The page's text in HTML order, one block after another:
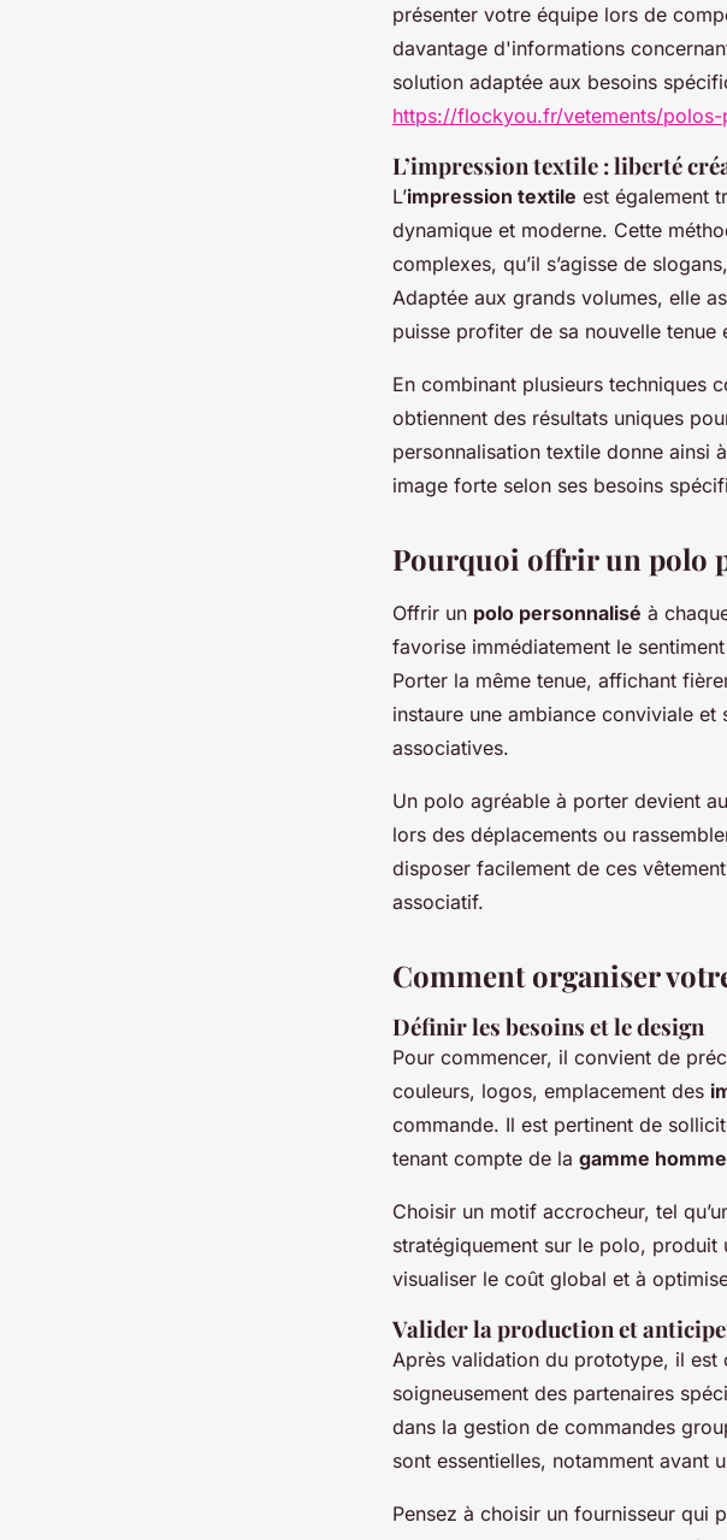
présenter votre équipe lors de
davantage d'informations
solution adaptée aux besoins
https://flockyou.fr/vetements/polos-
L’impression textile : liberté
L’impression textile est également
dynamique et moderne. Cette
complexes, qu’il s’agisse de
Adaptée aux grands volumes, elle
puisse profiter de sa nouvelle tenue
En combinant plusieurs techniques
obtiennent des résultats uniques
personnalisation textile donne ainsi
image forte selon ses besoins
Pourquoi offrir un polo
Offrir un polo personnalisé à
favorise immédiatement le
Porter la même tenue, affichant
instaure une ambiance conviviale
associatives.
Un polo agréable à porter devient
lors des déplacements ou
disposer facilement de ces
associatif.
Comment organiser
Définir les besoins et le design
Pour commencer, il convient de
couleurs, logos, emplacement des
commande. Il est pertinent de
tenant compte de la gamme
Choisir un motif accrocheur, tel
stratégiquement sur le polo, produit
visualiser le coût global et à
Valider la production et
Après validation du prototype, il est
soigneusement des partenaires
dans la gestion de commandes
sont essentielles, notamment avant
Pensez à choisir un fournisseur qui